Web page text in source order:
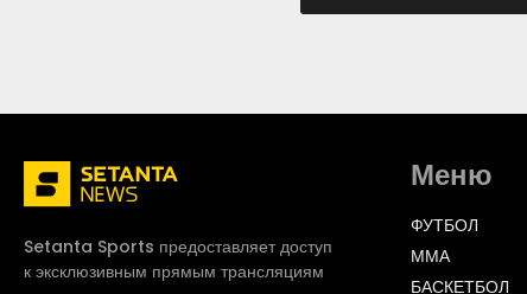
Setanta Sports предоставляет доступ
к эксклюзивным прямым трансляциям
Меню
ФУТБОЛ
ММА
БАСКЕТБОЛ